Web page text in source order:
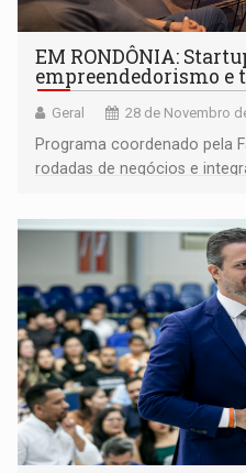
EM RONDÔNIA:
empreendedorismo e
Geral 28 de Novembro
Programa coordenado pela
rodadas de negócios e